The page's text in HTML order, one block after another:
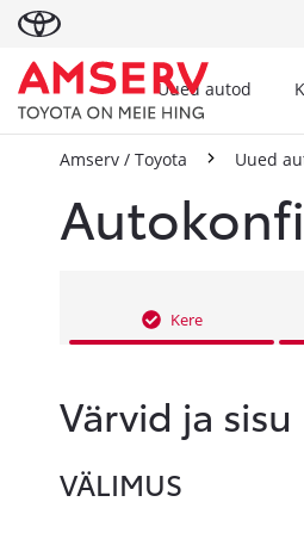
Uued autod
Amserv / Toyota Uued
Kere
Värvid ja sisu
VÄLIMUS